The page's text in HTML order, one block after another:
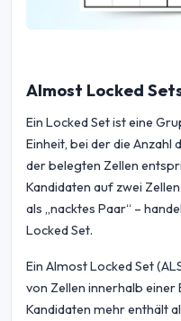
Almost Locked
Ein Locked Set ist eine
Einheit, bei der die Anzahl
der belegten Zellen
Kandidaten auf zwei
als „nacktes Paar“ –
Locked Set.
Ein Almost Locked Set
von Zellen innerhalb einer
Kandidaten mehr enthält